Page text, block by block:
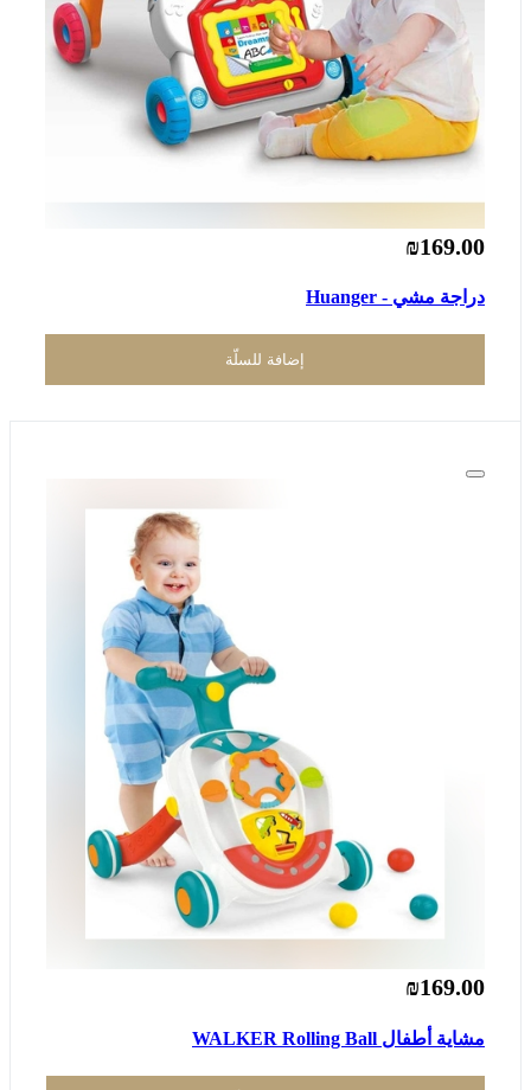
₪169.00
دراجة مشي - Huanger
إضافة للسلّة
₪169.00
مشاية أطفال WALKER Rolling Ball